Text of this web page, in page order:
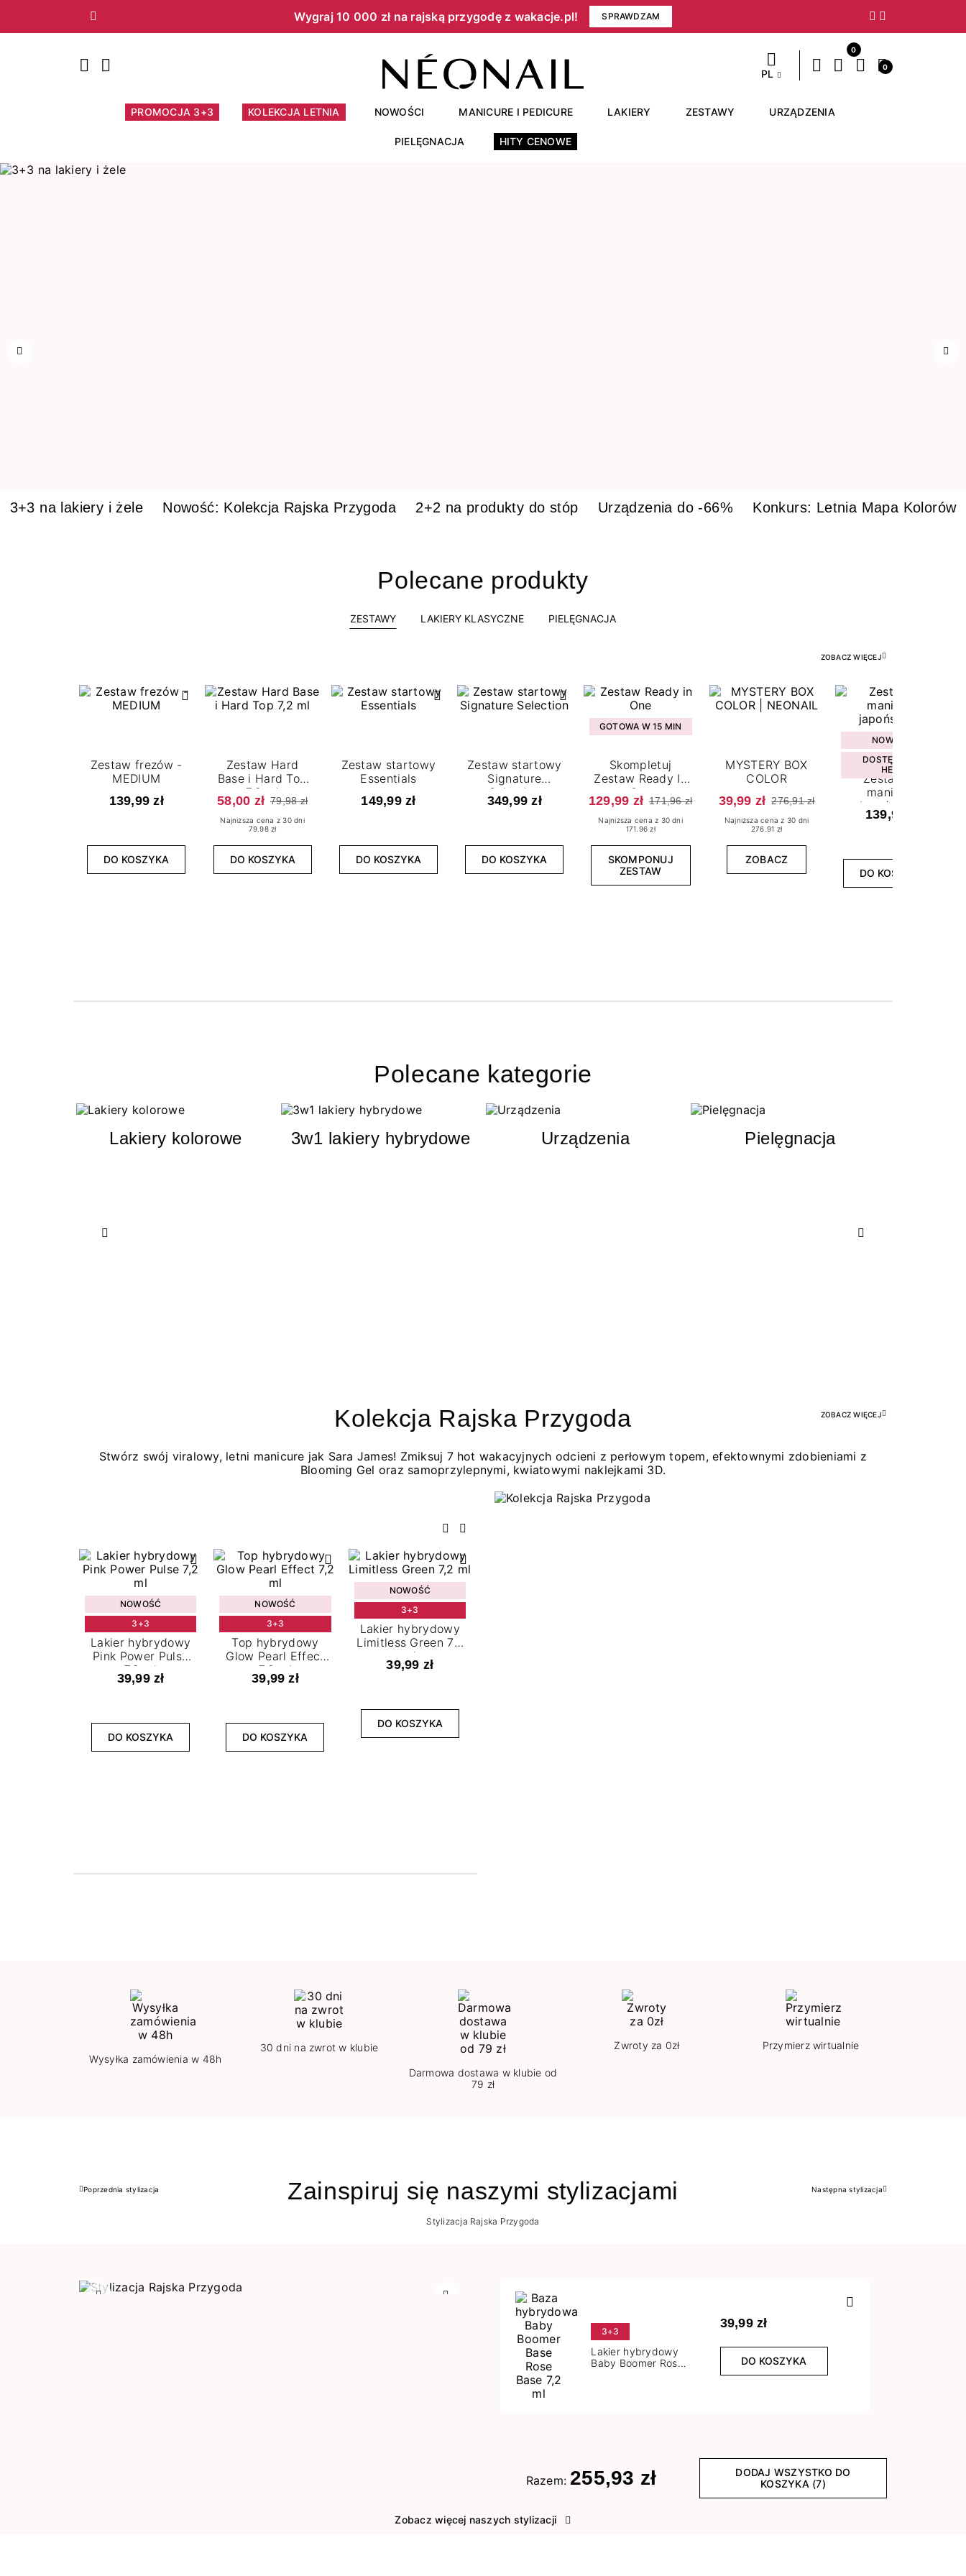
Wygraj 10 000 zł na rajską przygodę z wakacje.pl!​ SPRAWDZAM
Poprzedni Następny
PL
0
0
PROMOCJA 3+3 KOLEKCJA LETNIA NOWOŚCI MANICURE I PEDICURE LAKIERY ZESTAWY URZĄDZENIA
PIELĘGNACJA HITY CENOWE
3+3 na lakiery i żele Nowość: Kolekcja Rajska Przygoda 2+2 na produkty do stóp Urządzenia do -66% Konkurs: Letnia Mapa Kolorów
Polecane produkty
ZESTAWY LAKIERY KLASYCZNE PIELĘGNACJA
ZOBACZ WIĘCEJ
Zestaw frezów -
MEDIUM
139,99 zł
DO KOSZYKA
Zestaw Hard
Base i Hard Top
7,2 ml
58,00 zł 79,98 zł
Najniższa cena z 30 dni
79.98 zł
DO KOSZYKA
Zestaw startowy
Essentials
149,99 zł
DO KOSZYKA
Zestaw startowy
Signature
Selection
349,99 zł
DO KOSZYKA
GOTOWA W 15 MIN
Skompletuj
Zestaw Ready In
One
129,99 zł 171,96 zł
Najniższa cena z 30 dni
171.96 zł
SKOMPONUJ
ZESTAW
MYSTERY BOX
COLOR
39,99 zł 276,91 zł
Najniższa cena z 30 dni
276.91 zł
ZOBACZ
NOWOŚĆ
DOSTĘPNY W
HEBE
Zestaw do
manicure
japońskiego
139,99 zł
DO KOSZYKA
Polecane kategorie
Lakiery kolorowe 3w1 lakiery hybrydowe Urządzenia Pielęgnacja
Kolekcja Rajska Przygoda ZOBACZ WIĘCEJ
Stwórz swój viralowy, letni manicure jak Sara James! Zmiksuj 7 hot wakacyjnych odcieni z perłowym topem, efektownymi zdobieniami z
Blooming Gel oraz samoprzylepnymi, kwiatowymi naklejkami 3D.
Poprzedni
Następny
NOWOŚĆ
3+3
Lakier hybrydowy
Pink Power Pulse
7,2 ml
39,99 zł
DO KOSZYKA
NOWOŚĆ
3+3
Top hybrydowy
Glow Pearl Effect
7,2 ml
39,99 zł
DO KOSZYKA
NOWOŚĆ
3+3
Lakier hybrydowy
Limitless Green 7,2
ml
39,99 zł
DO KOSZYKA
Wysyłka zamówienia w 48h
30 dni na zwrot w klubie
Darmowa dostawa w klubie od
79 zł
Zwroty za 0zł Przymierz wirtualnie
Zainspiruj się naszymi stylizacjami
Poprzedni
Poprzednia stylizacja Następny
Następna stylizacja
Stylizacja Rajska Przygoda
3+3
Lakier hybrydowy
Baby Boomer Rose
39,99 zł
DO KOSZYKA
Razem: 255,93 zł
DODAJ WSZYSTKO DO
KOSZYKA (7)
Zobacz więcej naszych stylizacji